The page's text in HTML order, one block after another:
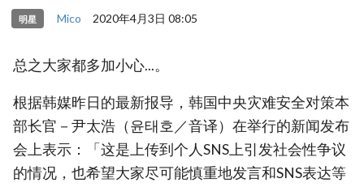
明星 Mico 2020年4月3日 08:05
总之大家都多加小心...。
根据韩媒昨日的最新报导，韩国中央灾难安全对策本
部长官－尹太浩（윤태호／音译）在举行的新闻发布
会上表示：「这是上传到个人SNS上引发社会性争议
的情况，也希望大家尽可能慎重地发言和SNS表达等